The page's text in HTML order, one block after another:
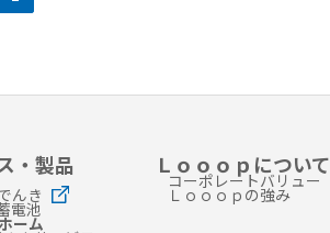
・製品
んき
電池
ーム
Ｌｏｏｏｐについて
コーポレートバリュー
Ｌｏｏｏｐの強み